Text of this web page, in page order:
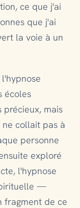
ce que j'ai
que j'ai
la voie à un
écoles
précieux, mais
collait pas à
personne
exploré
l'hypnose
—
fragment de ce